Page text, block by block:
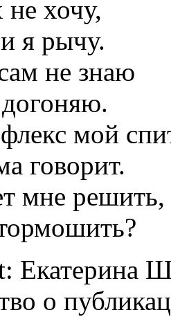
хочу,
я рычу.
не знаю
мой
говорит.
мне решить,
Екатерина
о